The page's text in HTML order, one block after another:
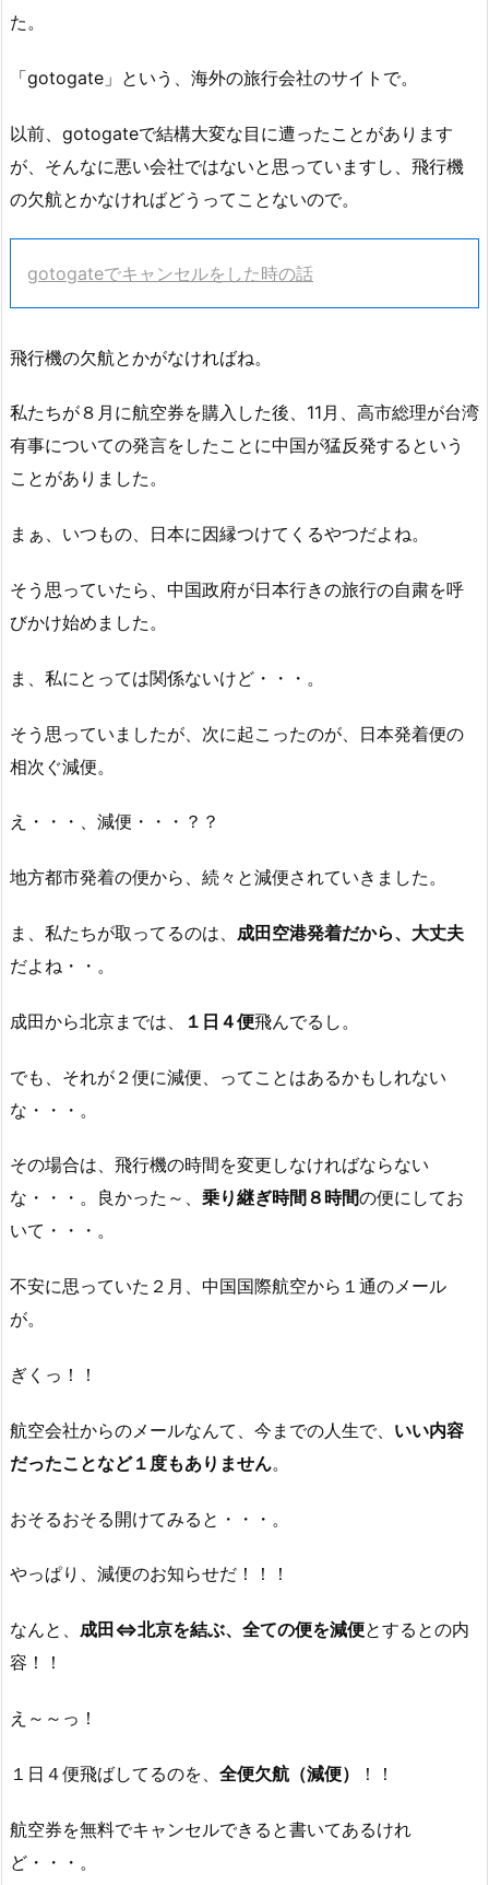
た。
「gotogate」という、海外の旅行会社のサイトで。
以前、gotogateで結構大変な目に遭ったことがあります
が、そんなに悪い会社ではないと思っていますし、飛行機
の欠航とかなければどうってことないので。
gotogateでキャンセルをした時の話
飛行機の欠航とかがなければね。
私たちが８月に航空券を購入した後、11月、高市総理が台湾
有事についての発言をしたことに中国が猛反発するという
ことがありました。
まぁ、いつもの、日本に因縁つけてくるやつだよね。
そう思っていたら、中国政府が日本行きの旅行の自粛を呼
びかけ始めました。
ま、私にとっては関係ないけど・・・。
そう思っていましたが、次に起こったのが、日本発着便の
相次ぐ減便。
え・・・、減便・・・？？
地方都市発着の便から、続々と減便されていきました。
ま、私たちが取ってるのは、 成田空港発着だから、大丈夫
だよね・・。
成田から北京までは、 １日４便飛んでるし。
でも、それが２便に減便、ってことはあるかもしれない
な・・・。
その場合は、飛行機の時間を変更しなければならない
な・・・。良かった～、 乗り継ぎ時間８時間の便にしてお
いて・・・。
不安に思っていた２月、中国国際航空から１通のメール
が。
ぎくっ！！
航空会社からのメールなんて、今までの人生で、 いい内容
だったことなど１度もありません。
おそるおそる開けてみると・・・。
やっぱり、減便のお知らせだ！！！
なんと、 成田⇔北京を結ぶ、全ての便を減便とするとの内
容！！
え～～っ！
１日４便飛ばしてるのを、 全便欠航（減便） ！！
航空券を無料でキャンセルできると書いてあるけれ
ど・・・。